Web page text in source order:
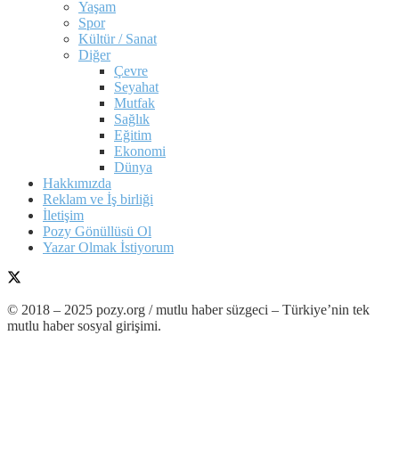
Yaşam
Spor
Kültür / Sanat
Diğer
Çevre
Seyahat
Mutfak
Sağlık
Eğitim
Ekonomi
Dünya
Hakkımızda
Reklam ve İş birliği
İletişim
Pozy Gönüllüsü Ol
Yazar Olmak İstiyorum
© 2018 – 2025 pozy.org / mutlu haber süzgeci – Türkiye’nin tek
mutlu haber sosyal girişimi.